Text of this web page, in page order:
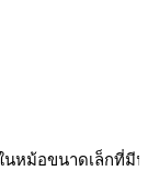
นหม้อขนาดเล็กที่